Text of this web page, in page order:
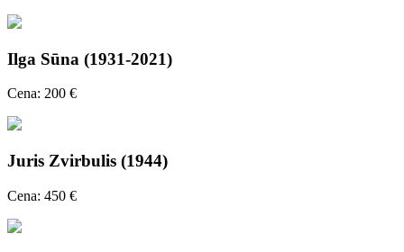
Ilga Sūna (1931-2021)
Cena: 200 €
Juris Zvirbulis (1944)
Cena: 450 €